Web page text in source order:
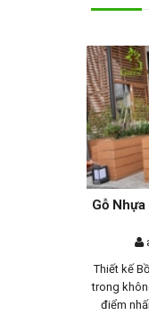
Gỗ
Thiết kế
trong
điểm